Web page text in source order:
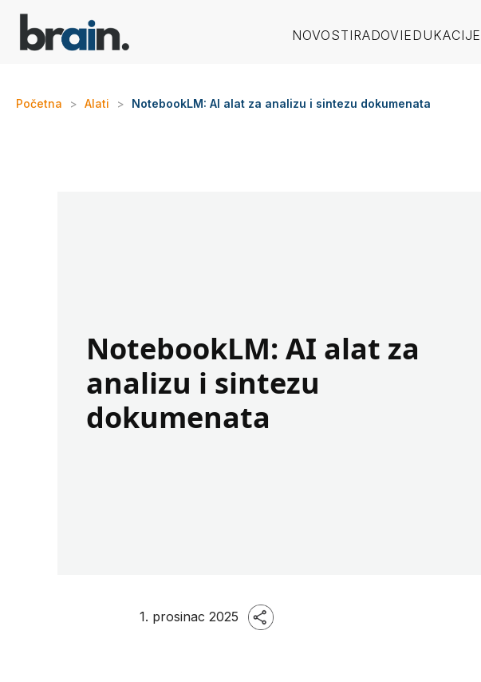
NOVOSTIRADOVIEDUKACIJE
Početna > Alati > NotebookLM: AI alat za analizu i sintezu dokumenata
NotebookLM: AI alat za
analizu i sintezu
dokumenata
1. prosinac 2025